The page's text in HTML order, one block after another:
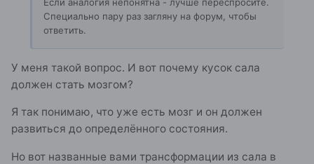
Специально пару раз загляну на форум, чтобы
ответить.
У меня такой вопрос. И вот почему кусок сала
должен стать мозгом?
Я так понимаю, что уже есть мозг и он должен
развиться до определённого состояния.
Но вот названные вами трансформации из сала в